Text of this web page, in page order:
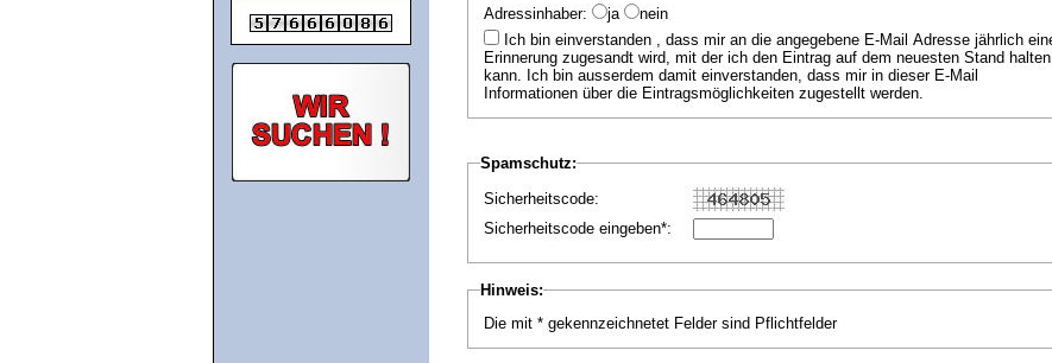
Adressinhaber:
ja
nein
Ich bin einverstanden , dass mir an die angegebene E-Mail Adresse jährlich eine
Erinnerung zugesandt wird, mit der ich den Eintrag auf dem neuesten Stand halten
kann. Ich bin ausserdem damit einverstanden, dass mir in dieser E-Mail
Informationen über die Eintragsmöglichkeiten zugestellt werden.
Spamschutz:
Sicherheitscode:
Sicherheitscode eingeben*:
Hinweis:
Die mit * gekennzeichnetet Felder sind Pflichtfelder